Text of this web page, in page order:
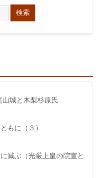
城と木梨杉原氏
もに（３）
滅ぶ（光厳上皇の院宣と